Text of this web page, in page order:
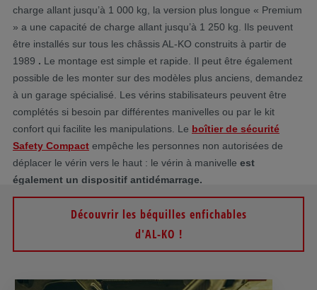
charge allant jusqu’à 1 000 kg, la version plus longue « Premium
» a une capacité de charge allant jusqu’à 1 250 kg. Ils peuvent
être installés sur tous les châssis AL-KO construits à partir de
1989 . Le montage est simple et rapide. Il peut être également
possible de les monter sur des modèles plus anciens, demandez
à un garage spécialisé. Les vérins stabilisateurs peuvent être
complétés si besoin par différentes manivelles ou par le kit
confort qui facilite les manipulations. Le boîtier de sécurité
Safety Compact empêche les personnes non autorisées de
déplacer le vérin vers le haut : le vérin à manivelle est
également un dispositif antidémarrage.
Découvrir les béquilles enfichables
d'AL-KO !